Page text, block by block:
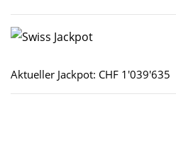
Aktueller Jackpot: CHF 1'039'635